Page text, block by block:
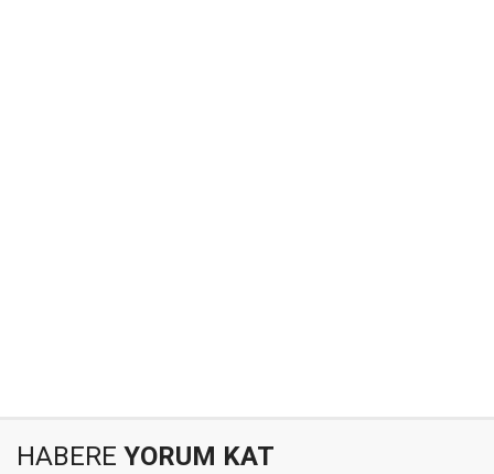
HABERE YORUM KAT